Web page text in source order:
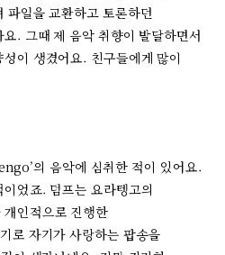
파일을 교환하고 토론하던
. 그때 제 음악 취향이 발달하면서
이 생겼어요. 친구들에게 많이
의 음악에 심취한 적이 있어요.
었죠. 덤프는 요라텡고의
인적으로 진행한
로 자기가 사랑하는 팝송을